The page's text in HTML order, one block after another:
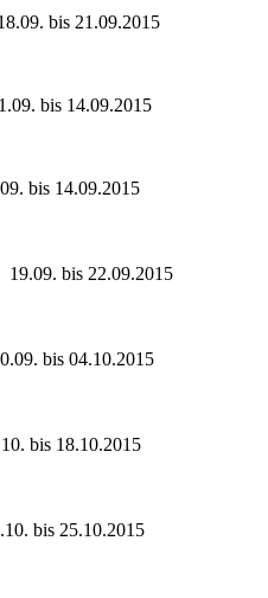
bis 21.09.2015
bis 14.09.2015
bis 14.09.2015
bis 22.09.2015
bis 04.10.2015
bis 18.10.2015
bis 25.10.2015